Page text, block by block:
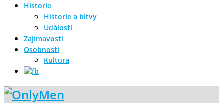
Historie
Historie a bitvy
Události
Zajímavosti
Osobnosti
Kultura